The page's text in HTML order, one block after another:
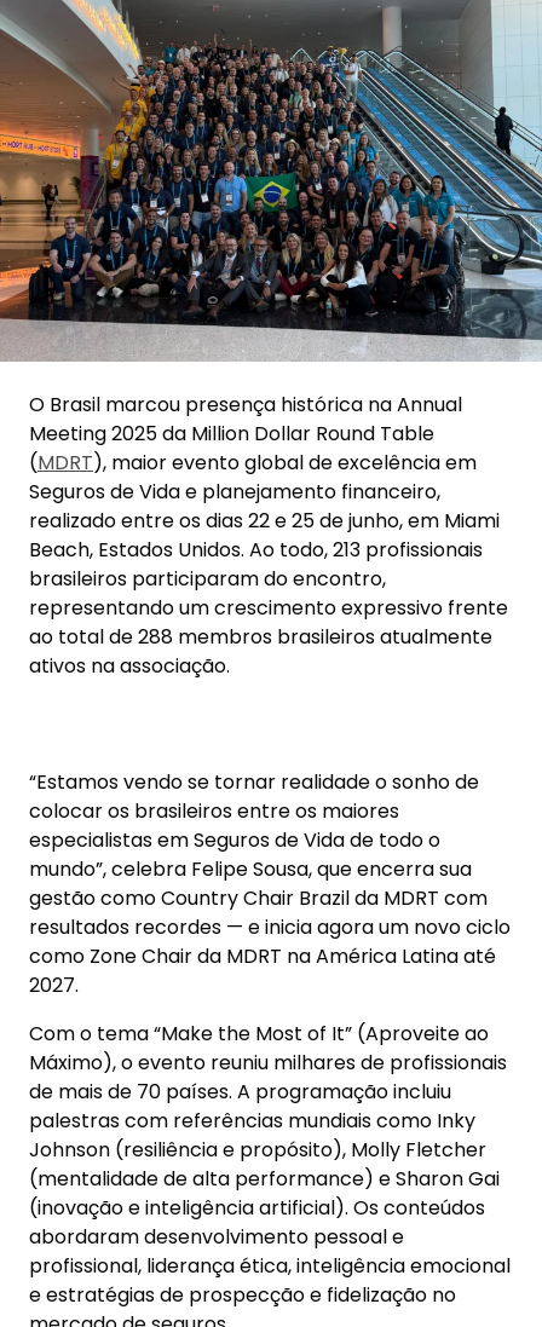
O Brasil marcou presença histórica na Annual
Meeting 2025 da Million Dollar Round Table
( MDRT), maior evento global de excelência em
Seguros de Vida e planejamento financeiro,
realizado entre os dias 22 e 25 de junho, em Miami
brasileiros participaram do encontro,
representando um crescimento expressivo frente
ao total de 288 membros brasileiros atualmente
ativos na associação.
“Estamos vendo se tornar realidade o sonho de
colocar os brasileiros entre os maiores
especialistas em Seguros de Vida de todo o
mundo”, celebra Felipe Sousa, que encerra sua
gestão como Country Chair Brazil da MDRT com
Com o tema “Make the Most of It” (Aproveite ao
Máximo), o evento reuniu milhares de profissionais
de mais de 70 países. A programação incluiu
palestras com referências mundiais como Inky
Johnson (resiliência e propósito), Molly Fletcher
(mentalidade de alta performance) e Sharon Gai
(inovação e inteligência artificial). Os conteúdos
abordaram desenvolvimento pessoal e
profissional, liderança ética, inteligência emocional
e estratégias de prospecção e fidelização no
mercado de seguros.
Além de painéis técnicos, fóruns regionais e
sessões de networking, a agenda contou com
ações sociais da MDRT Foundation, como o
programa filantrópico em parceria com a Seva
Foundation.
“Este ano mostramos ao mundo a nossa força.